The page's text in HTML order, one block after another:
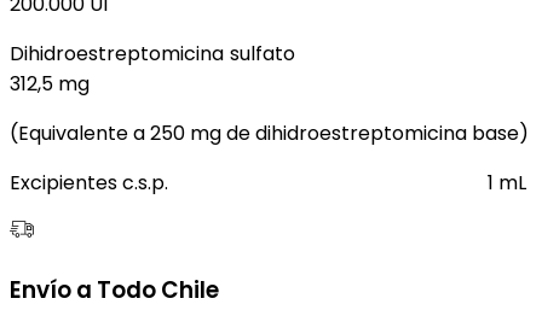
Dihidroestreptomicina sulfato
312,5 mg
(Equivalente a 250 mg de dihidroestreptomicina base)
Excipientes c.s.p. 1 mL
Envío a Todo Chile